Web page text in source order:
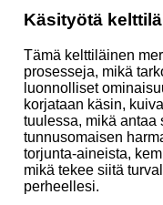
Käsityötä
Tämä kelttiläinen
prosesseja, mikä
luonnolliset
korjataan käsin,
tuulessa, mikä antaa
tunnusomaisen
torjunta-aineista,
mikä tekee siitä
perheellesi.